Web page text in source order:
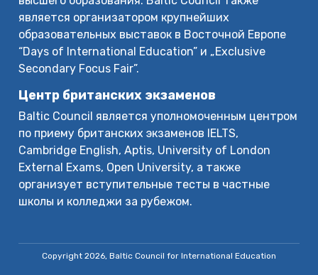
является организатором крупнейших
образовательных выставок в Восточной Европе
“Days of International Education” и „Exclusive
Secondary Focus Fair”.
Центр британских экзаменов
Baltic Council является уполномоченным центром
по приему британских экзаменов IELTS,
Cambridge English, Aptis, University of London
External Exams, Open University, а также
организует вступительные тесты в частные
школы и колледжи за рубежом.
Copyright 2026, Baltic Council for International Education